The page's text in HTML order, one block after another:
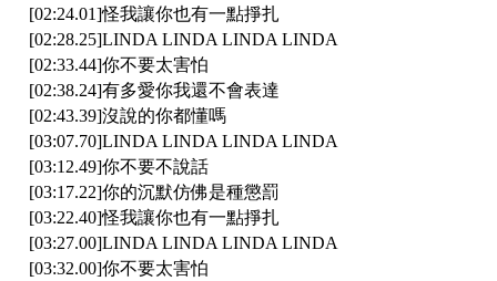
[02:24.01]怪我讓你也有一點掙扎
[02:28.25]LINDA LINDA LINDA LINDA
[02:33.44]你不要太害怕
[02:38.24]有多愛你我還不會表達
[02:43.39]沒說的你都懂嗎
[03:07.70]LINDA LINDA LINDA LINDA
[03:12.49]你不要不說話
[03:17.22]你的沉默仿佛是種懲罰
[03:22.40]怪我讓你也有一點掙扎
[03:27.00]LINDA LINDA LINDA LINDA
[03:32.00]你不要太害怕